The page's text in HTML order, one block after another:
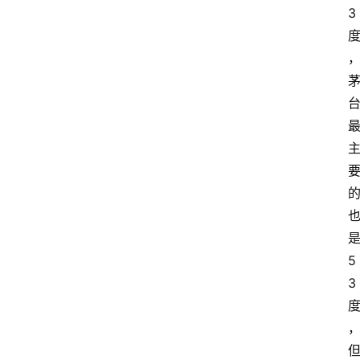
3
度
，
茅
台
最
主
要
的
也
是
5
3
度
，
但